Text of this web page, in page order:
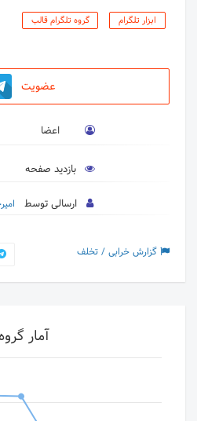
ابزار تلگرام گروه تلگرام قالب
عضویت
اعضا
بازدید صفحه
ارسالی توسط
گزارش خرابی / تخلف
آمار